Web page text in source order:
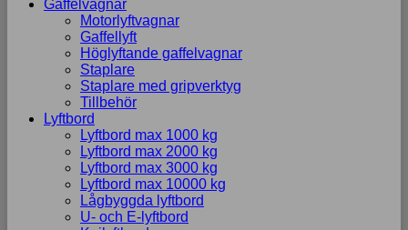
Gaffelvagnar
Motorlyftvagnar
Gaffellyft
Höglyftande gaffelvagnar
Staplare
Staplare med gripverktyg
Tillbehör
Lyftbord
Lyftbord max 1000 kg
Lyftbord max 2000 kg
Lyftbord max 3000 kg
Lyftbord max 10000 kg
Lågbyggda lyftbord
U- och E-lyftbord